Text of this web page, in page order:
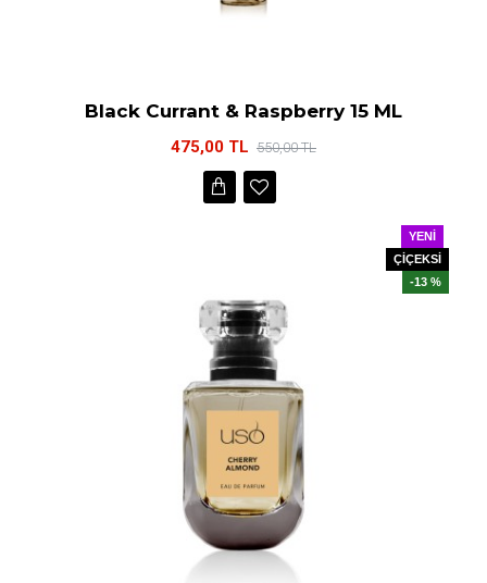
Black Currant & Raspberry 15 ML
475,00 TL 550,00 TL
YENI
ÇİÇEKSİ
-13 %